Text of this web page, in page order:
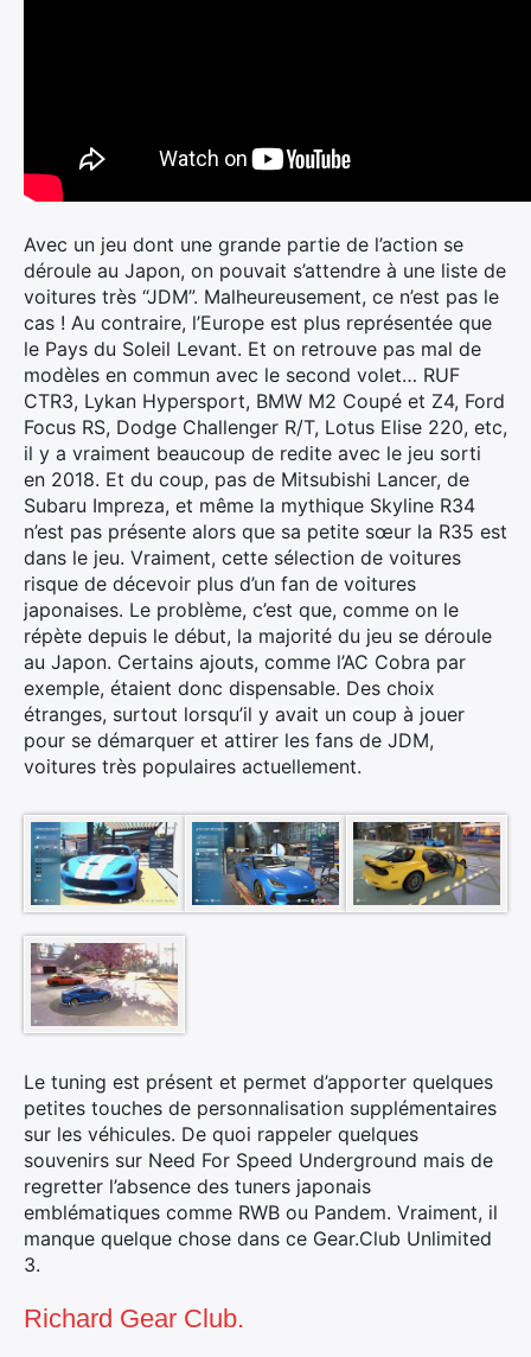
Avec un jeu dont une grande partie de l’action se
déroule au Japon, on pouvait s’attendre à une liste de
voitures très “JDM”. Malheureusement, ce n’est pas le
cas ! Au contraire, l’Europe est plus représentée que
le Pays du Soleil Levant. Et on retrouve pas mal de
modèles en commun avec le second volet… RUF
CTR3, Lykan Hypersport, BMW M2 Coupé et Z4, Ford
Focus RS, Dodge Challenger R/T, Lotus Elise 220, etc,
il y a vraiment beaucoup de redite avec le jeu sorti
en 2018. Et du coup, pas de Mitsubishi Lancer, de
Subaru Impreza, et même la mythique Skyline R34
n’est pas présente alors que sa petite sœur la R35 est
dans le jeu. Vraiment, cette sélection de voitures
risque de décevoir plus d’un fan de voitures
japonaises. Le problème, c’est que, comme on le
répète depuis le début, la majorité du jeu se déroule
au Japon. Certains ajouts, comme l’AC Cobra par
exemple, étaient donc dispensable. Des choix
étranges, surtout lorsqu’il y avait un coup à jouer
pour se démarquer et attirer les fans de JDM,
voitures très populaires actuellement.
Le tuning est présent et permet d’apporter quelques
petites touches de personnalisation supplémentaires
sur les véhicules. De quoi rappeler quelques
souvenirs sur Need For Speed Underground mais de
regretter l’absence des tuners japonais
emblématiques comme RWB ou Pandem. Vraiment, il
manque quelque chose dans ce Gear.Club Unlimited
3.
Richard Gear Club.